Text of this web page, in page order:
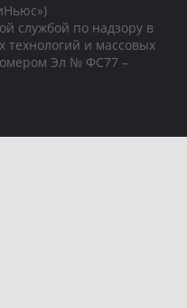
службой по надзору в
и массовых
Эл № ФС77 –